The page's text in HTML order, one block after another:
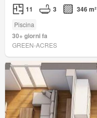
11 3 346 m²
Piscina
30+ giorni fa
GREEN-ACRES